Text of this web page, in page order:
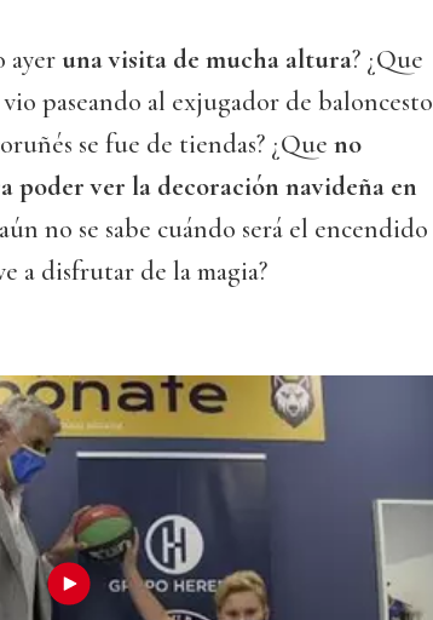
ayeruna visita de mucha altura? ¿Que
paseando al exjugador de baloncesto
se fue de tiendas? ¿Que no
poder ver la decoración navideña en
no se sabe cuándo será el encendido
a disfrutar de la magia?